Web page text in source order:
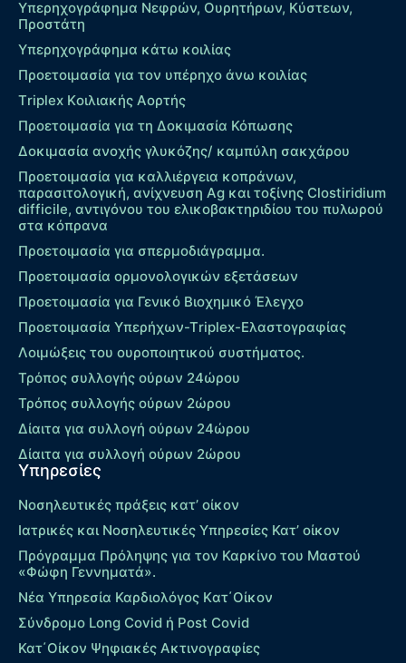
Υπερηχογράφημα Νεφρών, Ουρητήρων, Κύστεων,
Προστάτη
Υπερηχογράφημα κάτω κοιλίας
Προετοιμασία για τον υπέρηχο άνω κοιλίας
Τriplex Kοιλιακής Αορτής
Προετοιμασία για τη Δοκιμασία Κόπωσης
Δοκιμασία ανοχής γλυκόζης/ καμπύλη σακχάρου
Προετοιμασία για καλλιέργεια κοπράνων,
παρασιτολογική, ανίχνευση Ag και τοξίνης Clostiridium
difficile, αντιγόνου του ελικοβακτηριδίου του πυλωρού
στα κόπρανα
Προετοιμασία για σπερμοδιάγραμμα.
Προετοιμασία ορμονολογικών εξετάσεων
Προετοιμασία για Γενικό Βιοχημικό Έλεγχο
Προετοιμασία Υπερήχων-Τriplex-Ελαστογραφίας
Λοιμώξεις του ουροποιητικού συστήματος.
Τρόπος συλλογής ούρων 24ώρου
Τρόπος συλλογής ούρων 2ώρου
Δίαιτα για συλλογή ούρων 24ώρου
Δίαιτα για συλλογή ούρων 2ώρου
Υπηρεσίες
Νοσηλευτικές πράξεις κατ’ οίκον
Ιατρικές και Νοσηλευτικές Υπηρεσίες Κατ’ οίκον
Πρόγραμμα Πρόληψης για τον Καρκίνο του Μαστού
«Φώφη Γεννηματά».
Νέα Υπηρεσία Καρδιολόγος Kατ΄Οίκον
Σύνδρομο Long Covid ή Post Covid
Κατ΄Οίκον Ψηφιακές Ακτινογραφίες